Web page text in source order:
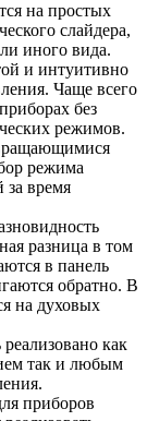
на простых
слайдера,
иного вида.
и интуитивно
Чаще всего
без
режимов.
режима
за время
разница в том
в панель
обратно. В
на духовых
как
так и любым
приборов